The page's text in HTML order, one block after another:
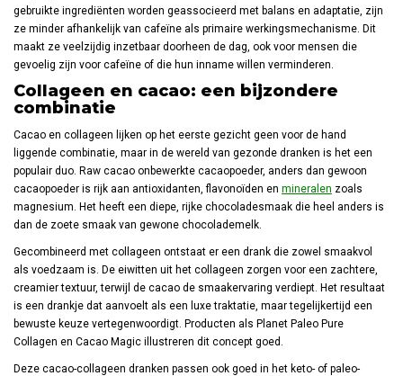
gebruikte ingrediënten worden geassocieerd met balans en adaptatie, zijn
ze minder afhankelijk van cafeïne als primaire werkingsmechanisme. Dit
maakt ze veelzijdig inzetbaar doorheen de dag, ook voor mensen die
gevoelig zijn voor cafeïne of die hun inname willen verminderen.
Collageen en cacao: een bijzondere
combinatie
Cacao en collageen lijken op het eerste gezicht geen voor de hand
liggende combinatie, maar in de wereld van gezonde dranken is het een
populair duo. Raw cacao onbewerkte cacaopoeder, anders dan gewoon
cacaopoeder is rijk aan antioxidanten, flavonoïden en mineralen zoals
magnesium. Het heeft een diepe, rijke chocoladesmaak die heel anders is
dan de zoete smaak van gewone chocolademelk.
Gecombineerd met collageen ontstaat er een drank die zowel smaakvol
als voedzaam is. De eiwitten uit het collageen zorgen voor een zachtere,
creamier textuur, terwijl de cacao de smaakervaring verdiept. Het resultaat
is een drankje dat aanvoelt als een luxe traktatie, maar tegelijkertijd een
bewuste keuze vertegenwoordigt. Producten als Planet Paleo Pure
Collagen en Cacao Magic illustreren dit concept goed.
Deze cacao-collageen dranken passen ook goed in het keto- of paleo-